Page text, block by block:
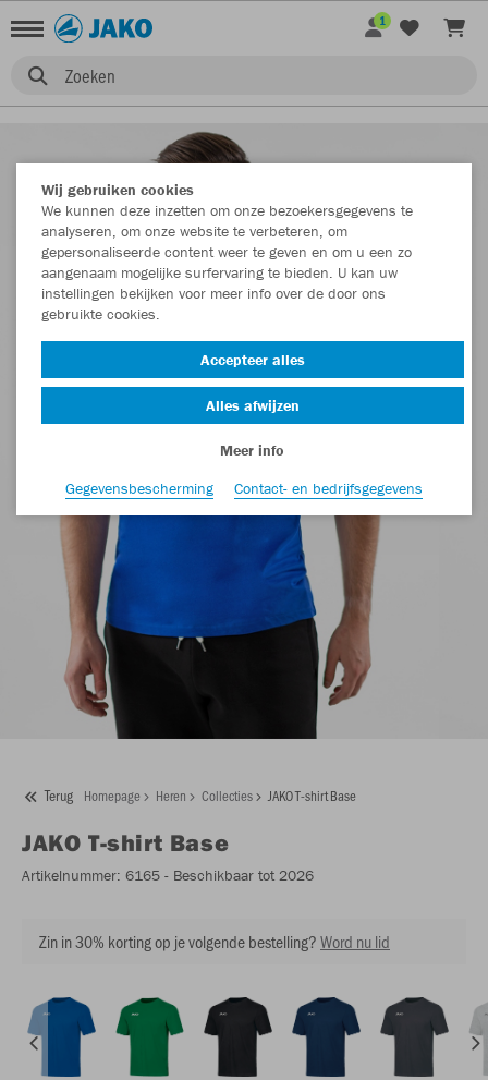
Zoeken
1
Terug Homepage Heren Collecties JAKO T-shirt Base
JAKO T-shirt Base
Artikelnummer: 6165 - Beschikbaar tot 2026
Zin in 30% korting op je volgende bestelling?Word nu lid
Wij gebruiken cookies
We kunnen deze inzetten om onze bezoekersgegevens te
analyseren, om onze website te verbeteren, om
gepersonaliseerde content weer te geven en om u een zo
aangenaam mogelijke surfervaring te bieden. U kan uw
instellingen bekijken voor meer info over de door ons
gebruikte cookies.
Accepteer alles
Alles afwijzen
Meer info
Gegevensbescherming
Contact- en bedrijfsgegevens